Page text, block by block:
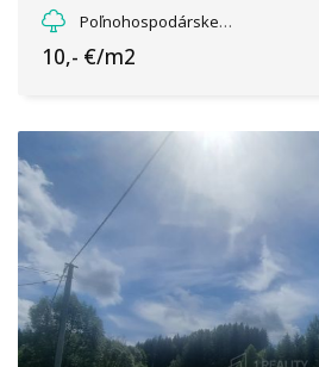
Poľnohospodárske a lesné pozemky
10,- €/m2